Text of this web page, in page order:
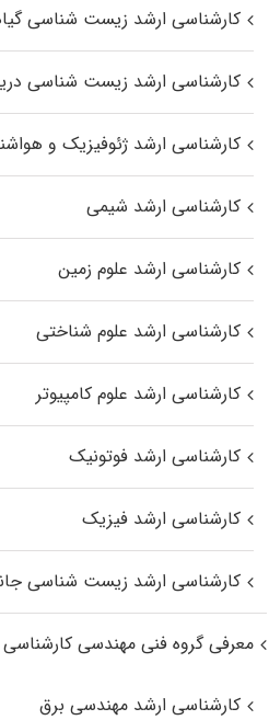
کارشناسی ارشد زیست‌ شناسی
کارشناسی ارشد زیست‌ شناسی
کارشناسی ارشد ژئوفیزیک و
کارشناسی ارشد شیمی
کارشناسی ارشد علوم زمین
کارشناسی ارشد علوم شناختی
کارشناسی ارشد علوم کامپیوتر
کارشناسی ارشد فوتونیک
کارشناسی ارشد فیزیک
کارشناسی ارشد زیست‌ شناسی
معرفی گروه فنی مهندسی کارشناسی
کارشناسی ارشد مهندسی برق